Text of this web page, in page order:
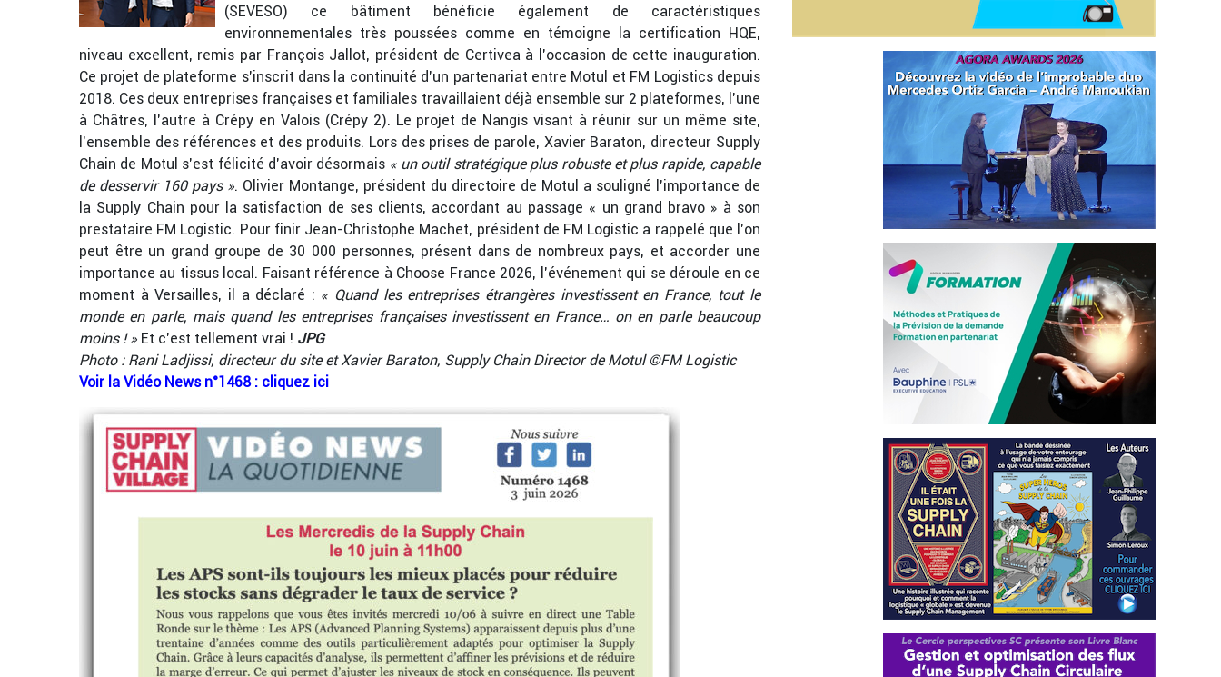
(SEVESO) ce bâtiment bénéficie également de caractéristiques
environnementales très poussées comme en témoigne la certification HQE,
niveau excellent, remis par François Jallot, président de Certivea à l’occasion de cette inauguration.
Ce projet de plateforme s’inscrit dans la continuité d’un partenariat entre Motul et FM Logistics depuis
2018. Ces deux entreprises françaises et familiales travaillaient déjà ensemble sur 2 plateformes, l’une
à Châtres, l’autre à Crépy en Valois (Crépy 2). Le projet de Nangis visant à réunir sur un même site,
l’ensemble des références et des produits. Lors des prises de parole, Xavier Baraton, directeur Supply
Chain de Motul s’est félicité d’avoir désormais « un outil stratégique plus robuste et plus rapide, capable
de desservir 160 pays ». Olivier Montange, président du directoire de Motul a souligné l’importance de
la Supply Chain pour la satisfaction de ses clients, accordant au passage « un grand bravo » à son
prestataire FM Logistic. Pour finir Jean-Christophe Machet, président de FM Logistic a rappelé que l’on
peut être un grand groupe de 30 000 personnes, présent dans de nombreux pays, et accorder une
importance au tissus local. Faisant référence à Choose France 2026, l’événement qui se déroule en ce
moment à Versailles, il a déclaré : « Quand les entreprises étrangères investissent en France, tout le
monde en parle, mais quand les entreprises françaises investissent en France… on en parle beaucoup
moins ! » Et c’est tellement vrai ! JPG
Photo : Rani Ladjissi, directeur du site et Xavier Baraton, Supply Chain Director de Motul ©FM Logistic
Voir la Vidéo News n°1468 : cliquez ici